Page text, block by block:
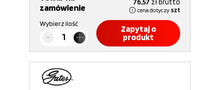
zamówienie
76,57 zł brutto
cena dotyczy szt
Wybierz ilość
Zapytaj o
produkt